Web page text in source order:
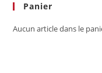
Panier
Aucun article dans le